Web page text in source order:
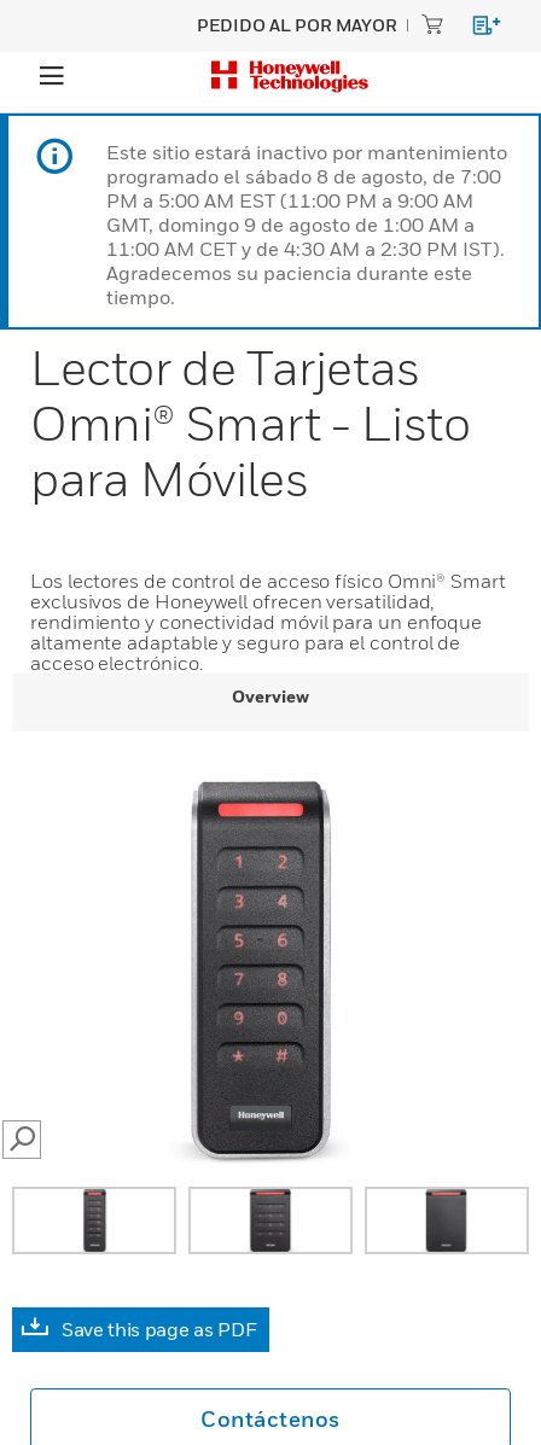
PEDIDO AL POR MAYOR
Este sitio estará inactivo por mantenimiento
programado el sábado 8 de agosto, de 7:00
PM a 5:00 AM EST (11:00 PM a 9:00 AM
GMT, domingo 9 de agosto de 1:00 AM a
11:00 AM CET y de 4:30 AM a 2:30 PM IST).
Agradecemos su paciencia durante este
tiempo.
Lector de Tarjetas
Omni® Smart - Listo
para Móviles
Los lectores de control de acceso físico Omni® Smart
exclusivos de Honeywell ofrecen versatilidad,
rendimiento y conectividad móvil para un enfoque
altamente adaptable y seguro para el control de
acceso electrónico.
Overview
SEARCH
Save this page as PDF
Contáctenos